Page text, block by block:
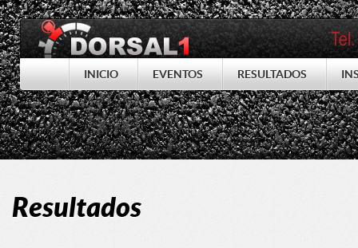
INICIO EVENTOS RESULTADOS
Resultados